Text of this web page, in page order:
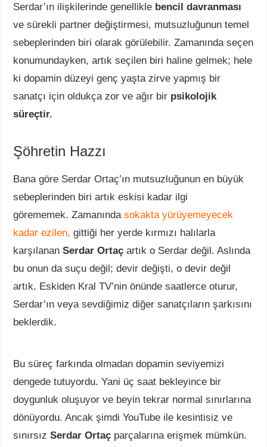
Serdar’ın ilişkilerinde genellikle bencil davranması
ve sürekli partner değiştirmesi, mutsuzluğunun temel
sebeplerinden biri olarak görülebilir. Zamanında seçen
konumundayken, artık seçilen biri haline gelmek; hele
ki dopamin düzeyi genç yaşta zirve yapmış bir
sanatçı için oldukça zor ve ağır bir psikolojik
süreçtir.
Şöhretin Hazzı
Bana göre Serdar Ortaç’ın mutsuzluğunun en büyük
sebeplerinden biri artık eskisi kadar ilgi
görememek. Zamanındasokakta yürüyemeyecek
kadar ezilen, gittiği her yerde kırmızı halılarla
karşılananSerdar Ortaç artık o Serdar değil. Aslında
bu onun da suçu değil; devir değişti, o devir değil
artık. Eskiden Kral TV’nin önünde saatlerce oturur,
Serdar’ın veya sevdiğimiz diğer sanatçıların şarkısını
beklerdik.
Bu süreç farkında olmadan dopamin seviyemizi
dengede tutuyordu. Yani üç saat bekleyince bir
doygunluk oluşuyor ve beyin tekrar normal sınırlarına
dönüyordu. Ancak şimdi YouTube ile kesintisiz ve
sınırsız Serdar Ortaç parçalarına erişmek mümkün.